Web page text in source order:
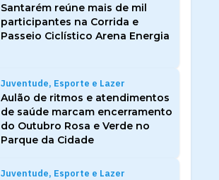
Santarém reúne mais de mil
participantes na Corrida e
Passeio Ciclístico Arena Energia
Juventude, Esporte e Lazer
Aulão de ritmos e atendimentos
de saúde marcam encerramento
do Outubro Rosa e Verde no
Parque da Cidade
Juventude, Esporte e Lazer